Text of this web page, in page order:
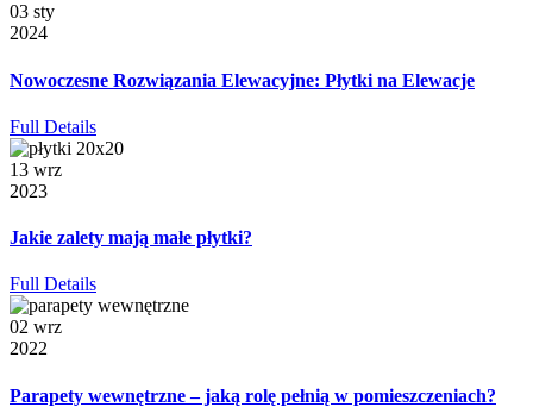
03 sty
2024
Nowoczesne Rozwiązania Elewacyjne: Płytki na Elewacje
Full Details
13 wrz
2023
Jakie zalety mają małe płytki?
Full Details
02 wrz
2022
Parapety wewnętrzne – jaką rolę pełnią w pomieszczeniach?